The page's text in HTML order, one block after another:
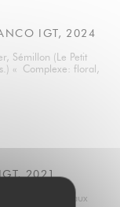
IGT, 2024
Sémillon (Le Petit
« Complexe: floral,
2021
en tonneaux